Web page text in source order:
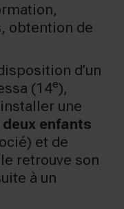
obtention de
d’un
(14e),
une
enfants
et de
retrouve son
à un